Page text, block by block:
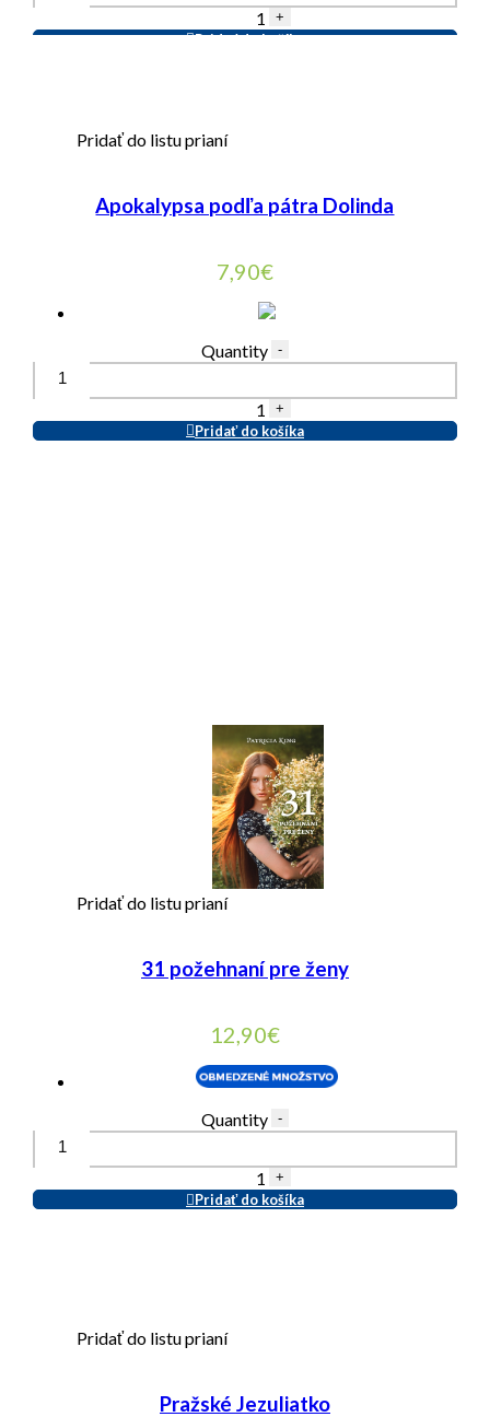
1 +
Pridať do košíka
Pridať do listu prianí
Apokalypsa podľa pátra Dolinda
7,90€
Quantity -
1 +
Pridať do košíka
Pridať do listu prianí
31 požehnaní pre ženy
12,90€
Quantity -
1 +
Pridať do košíka
Pridať do listu prianí
Pražské Jezuliatko